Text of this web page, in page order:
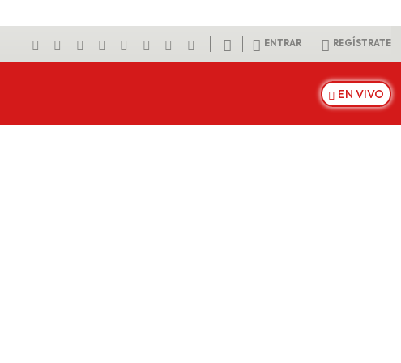
ENTRAR REGÍSTRATE
EN VIVO